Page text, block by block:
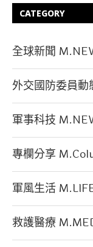
CATEGORY
全球新聞
外交國防委員
軍事科技
專欄分享
軍風生活
救護醫療